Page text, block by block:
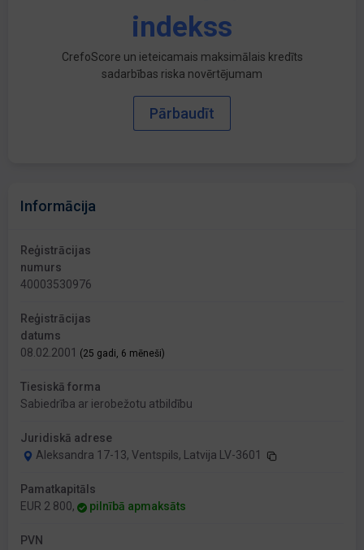
indekss
CrefoScore un ieteicamais maksimālais kredīts
sadarbības riska novērtējumam
Pārbaudīt
Informācija
Reģistrācijas
numurs
40003530976
Reģistrācijas
datums
08.02.2001 (25 gadi, 6 mēneši)
Tiesiskā forma
Sabiedrība ar ierobežotu atbildību
Juridiskā adrese
Aleksandra 17-13, Ventspils, Latvija LV-3601
Pamatkapitāls
EUR 2 800,
pilnībā apmaksāts
PVN